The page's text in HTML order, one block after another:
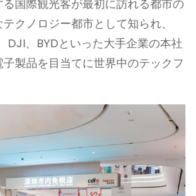
国際観光客が最初に訪れる都市の
クノロジー都市として知られ、
DJI、BYDといった大手企業の本社
製品を目当てに世界中のテックフ